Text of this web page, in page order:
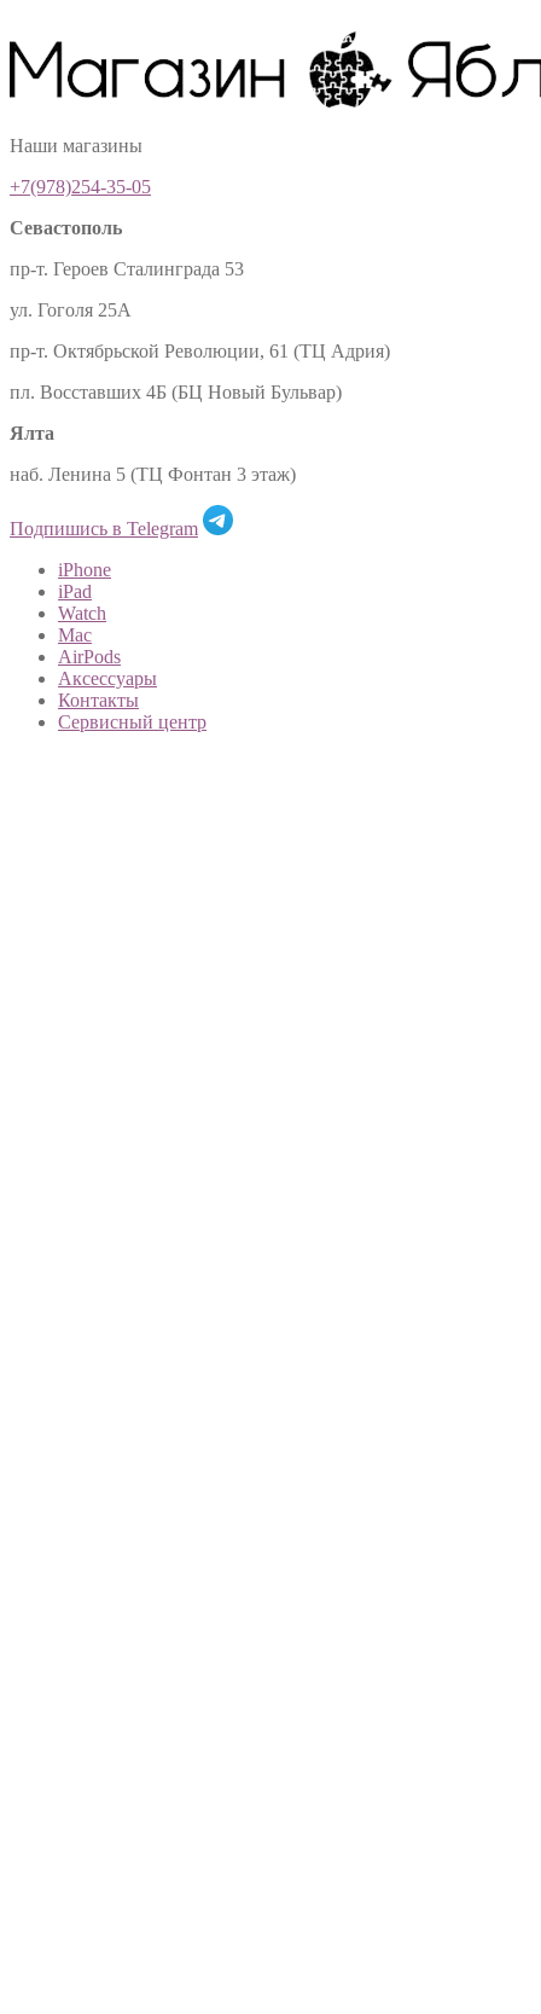
Наши магазины
+7(978)254-35-05
Севастополь
пр-т. Героев Сталинграда 53
ул. Гоголя 25А
пр-т. Октябрьской Революции, 61 (ТЦ Адрия)
пл. Восставших 4Б (БЦ Новый Бульвар)
Ялта
наб. Ленина 5 (ТЦ Фонтан 3 этаж)
Подпишись в Telegram
iPhone
iPad
Watch
Mac
AirPods
Аксессуары
Контакты
Сервисный центр